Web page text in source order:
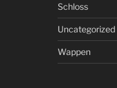
Schloss
Uncategorized
Wappen